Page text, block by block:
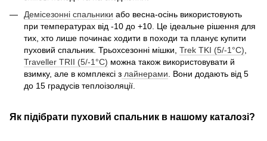
Демісезонні спальники або весна-осінь використовують
при температурах від -10 до +10. Це ідеальне рішення для
тих, хто лише починає ходити в походи та планує купити
пуховий спальник. Трьохсезонні мішки, Trek TKI (5/-1°C)
Traveller TRII (5/-1°C) можна також використовувати й
взимку, але в комплексі з лайнерами . Вони додають від 5
до 15 градусів теплоізоляції.
Як підібрати пуховий спальник в нашому каталозі?